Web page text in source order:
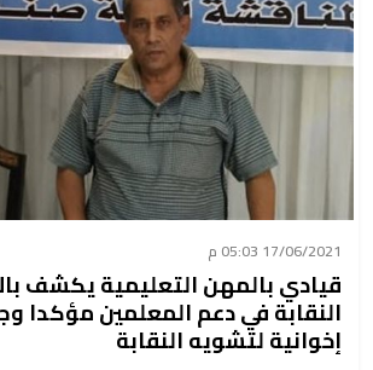
17/06/2021 05:03 م
قيادي بالمهن التعليمية يكشف
النقابة في دعم المعلمين مؤكدا
إخوانية لتشويه النقابة